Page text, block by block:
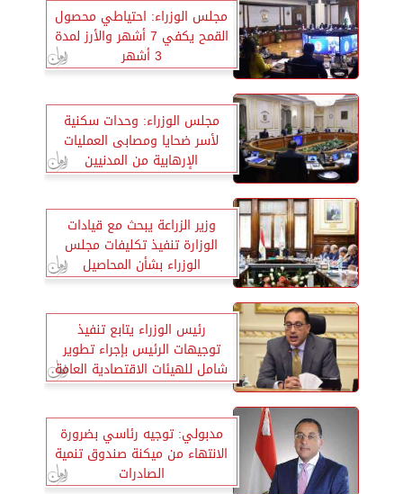
مجلس الوزراء: احتياطي محصول
القمح يكفي 7 أشهر والأرز لمدة
3 أشهر
مجلس الوزراء: وحدات سكنية
لأسر ضحايا ومصابى العمليات
الإرهابية من المدنيين
وزير الزراعة يبحث مع قيادات
الوزارة تنفيذ تكليفات مجلس
الوزراء بشأن المحاصيل
الاستراتيجية
رئيس الوزراء يتابع تنفيذ
توجيهات الرئيس بإجراء تطوير
شامل للهيئات الاقتصادية العامة
مدبولي: توجيه رئاسي بضرورة
الانتهاء من ميكنة صندوق تنمية
الصادرات